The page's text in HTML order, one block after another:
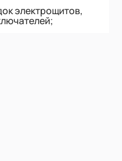
электрощитов,